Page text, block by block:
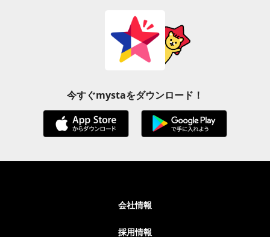
今すぐmystaをダウンロード！
会社情報
採用情報